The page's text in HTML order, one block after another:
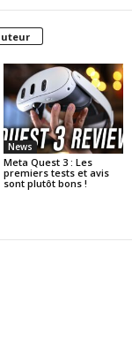
News
Meta Quest 3 : Les
premiers tests et avis
sont plutôt bons !